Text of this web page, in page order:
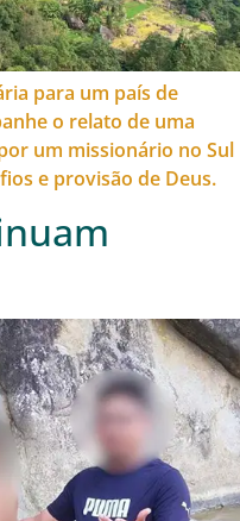
para um país de
o relato de uma
um missionário no Sul
e provisão de Deus.